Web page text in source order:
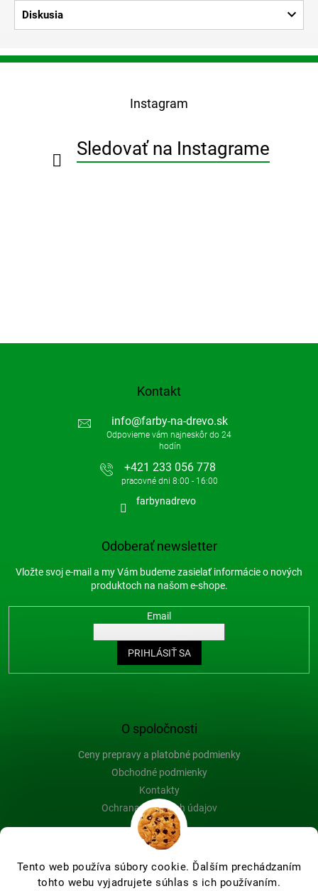
Tento web používa súbory cookie. Ďalším prechádzaním
tohto webu vyjadrujete súhlas s ich používaním.
Diskusia
Z
Instagram
Sledovať na Instagrame
O spoločnosti
Ceny prepravy a platobné podmienky
Obchodné podmienky
Kontakty
Ochrana osobných údajov
Blog
Kontakt
info@farby-na-drevo.sk
+421 233 056 778
farbynadrevo
Odoberať newsletter
Vložte svoj e-mail a my Vám budeme zasielať informácie o nových
produktoch na našom e-shope.
Email
PRIHLÁSIŤ SA